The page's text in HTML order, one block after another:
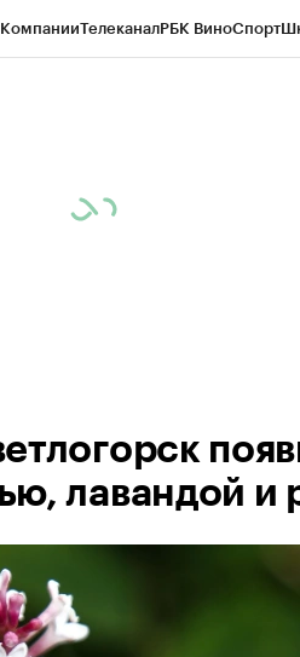
ТелеканалРБК ВиноСпорт
лавандой и